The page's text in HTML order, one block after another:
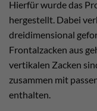
Hierfür wurde das
hergestellt. Dabei
dreidimensional
Frontalzacken aus
vertikalen Zacken
zusammen mit
enthalten.